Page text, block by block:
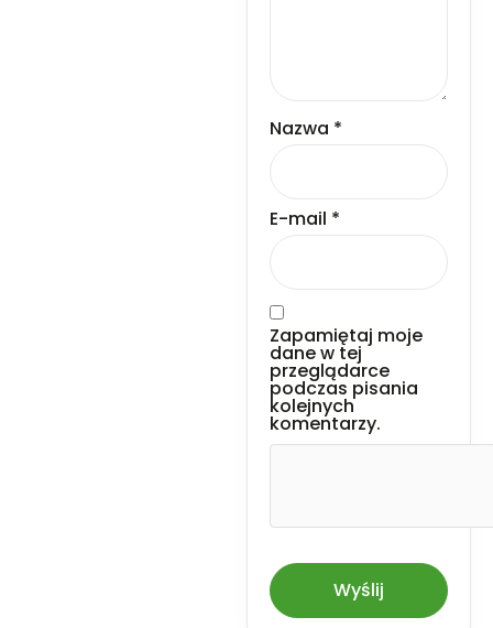
Nazwa *
E-mail *
Zapamiętaj moje
dane w tej
przeglądarce
podczas pisania
kolejnych
komentarzy.